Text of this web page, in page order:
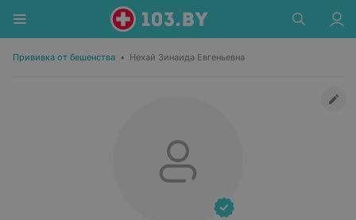
Прививка от бешенства • Нехай Зинаида Евгеньевна